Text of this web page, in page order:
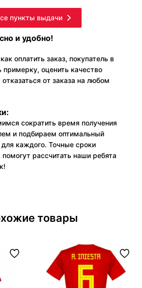
пункты выдачи
и удобно!
оплатить заказ, покупатель в
примерку, оценить качество
от заказа на любом
сократить время получения
и подбираем оптимальный
для каждого. Точные сроки
рассчитать наши ребята
товары